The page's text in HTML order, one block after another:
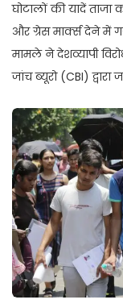
घोटालों की यादें
और ग्रेस मार्क्स देने में
मामले ने देशव्यापी
जांच ब्यूरो (CBI) द्वारा